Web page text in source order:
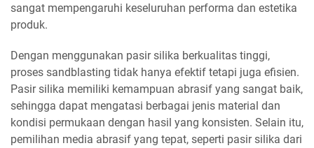
sangat mempengaruhi keseluruhan performa dan estetika
produk.
Dengan menggunakan pasir silika berkualitas tinggi,
proses sandblasting tidak hanya efektif tetapi juga efisien.
Pasir silika memiliki kemampuan abrasif yang sangat baik,
sehingga dapat mengatasi berbagai jenis material dan
kondisi permukaan dengan hasil yang konsisten. Selain itu,
pemilihan media abrasif yang tepat, seperti pasir silika dari